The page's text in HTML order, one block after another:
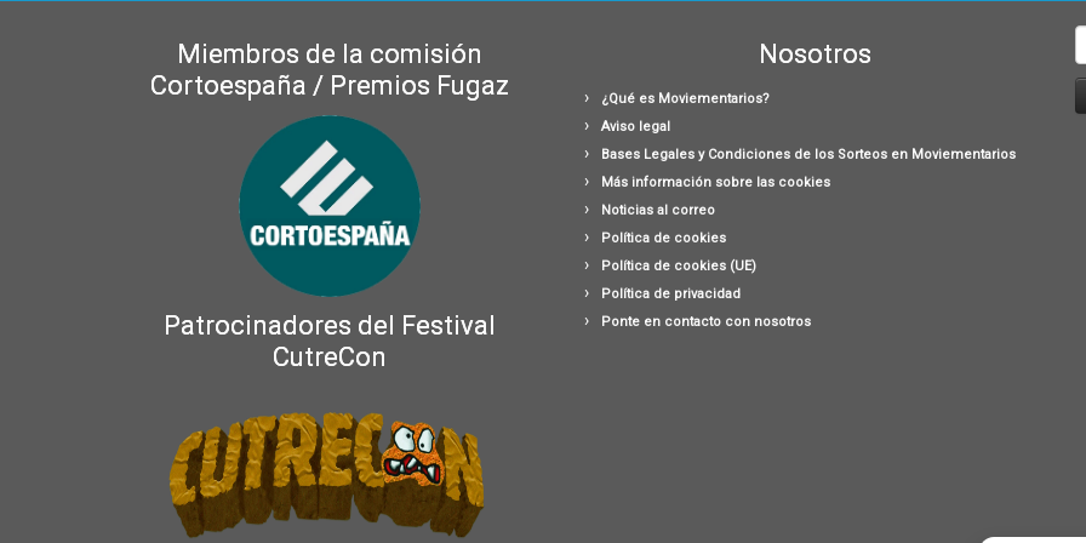
Miembros de la comisión
Cortoespaña / Premios Fugaz
Patrocinadores del Festival
CutreCon
Nosotros
¿Qué es Moviementarios?
Aviso legal
Bases Legales y Condiciones de los Sorteos en Moviementarios
Más información sobre las cookies
Noticias al correo
Política de cookies
Política de cookies (UE)
Política de privacidad
Ponte en contacto con nosotros